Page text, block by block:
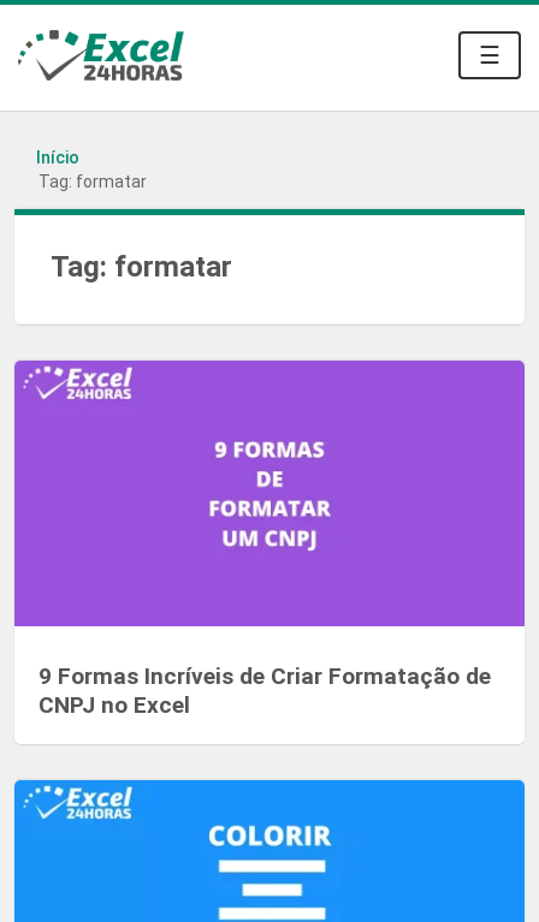
☰
Início
Tag: formatar
Tag: formatar
9 Formas Incríveis de Criar Formatação de
CNPJ no Excel